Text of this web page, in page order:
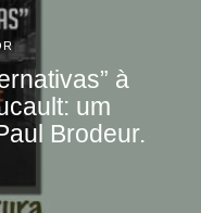
à
um
Brodeur.